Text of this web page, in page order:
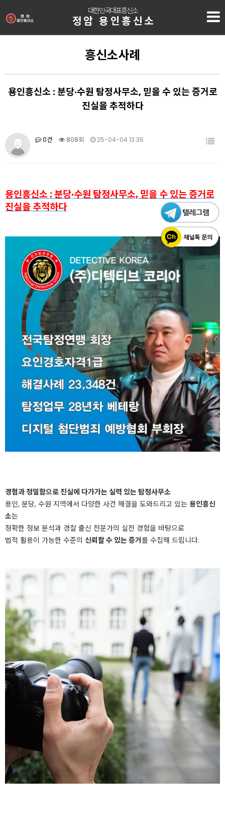
대한민국대표흥신소
정암 용인흥신소
흥신소사례
용인흥신소 : 분당·수원 탐정사무소, 믿을 수 있는 증거로
진실을 추적하다
0건 808회 25-04-04 13:36
용인흥신소 : 분당·수원 탐정사무소, 믿을 수 있는 증거로
진실을 추적하다
경험과 정밀함으로 진실에 다가가는 실력 있는 탐정사무소
용인, 분당, 수원 지역에서 다양한 사건 해결을 도와드리고 있는 용인흥신
소는
정확한 정보 분석과 경찰 출신 전문가의 실전 경험을 바탕으로
법적 활용이 가능한 수준의 신뢰할 수 있는 증거를 수집해 드립니다.